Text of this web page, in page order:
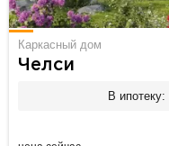
Каркасный дом
Челси
В ипотеку: